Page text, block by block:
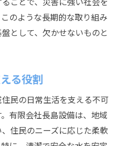
のような長期的な取り組み
として、欠かせないものと
る役割
民の日常生活を支える不可
有限会社長島設備は、地域
住民のニーズに応じた柔軟